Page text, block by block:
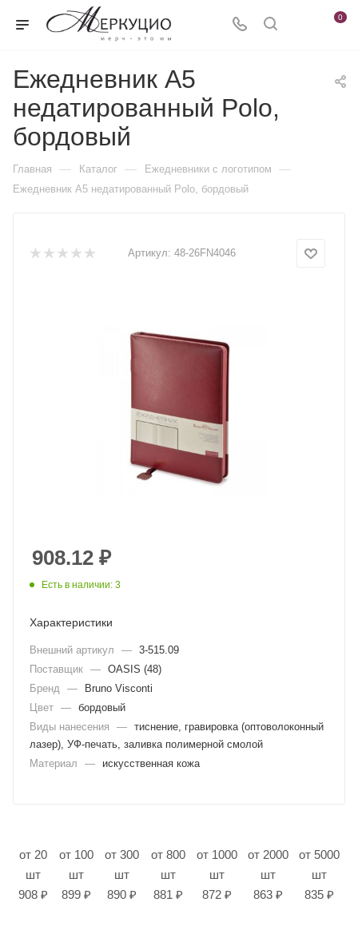
0
Ежедневник А5
недатированный Polo,
бордовый
Главная — Каталог — Ежедневники c логотипом —
Ежедневник А5 недатированный Polo, бордовый
Артикул: 48-26FN4046
908.12 ₽
Есть в наличии: 3
Характеристики
Внешний артикул — 3-515.09
Поставщик — OASIS (48)
Бренд
—
Bruno Visconti
Цвет — бордовый
Виды нанесения
— тиснение, гравировка (оптоволоконный
лазер), УФ-печать, заливка полимерной смолой
Материал
— искусственная кожа
от 20
шт
908 ₽
от 100
шт
899 ₽
от 300
шт
890 ₽
от 800
шт
881 ₽
от 1000
шт
872 ₽
от 2000
шт
863 ₽
от 5000
шт
835 ₽